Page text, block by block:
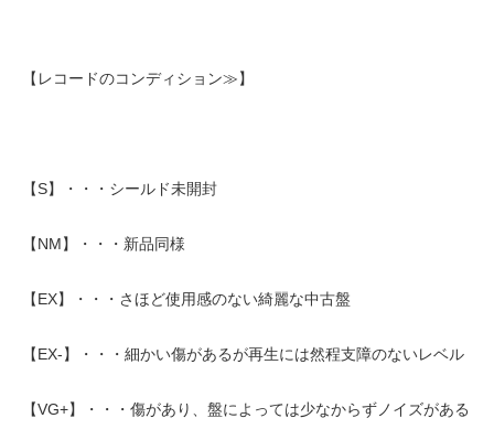
【レコードのコンディション≫】
【S】・・・シールド未開封
【NM】・・・新品同様
【EX】・・・さほど使用感のない綺麗な中古盤
【EX-】・・・細かい傷があるが再生には然程支障のないレベル
【VG+】・・・傷があり、盤によっては少なからずノイズがある